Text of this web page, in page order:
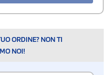
ORDINE? NON TI
NOI!